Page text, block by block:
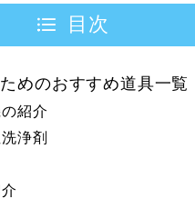
目次
めのおすすめ道具一覧
紹介
浄剤